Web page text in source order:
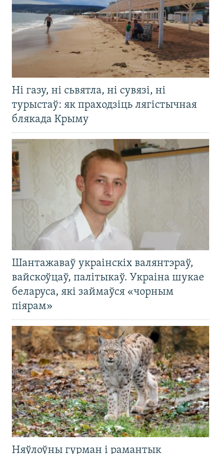
Ні газу, ні сьвятла, ні сувязі, ні
турыстаў: як праходзіць лягістычная
блякада Крыму
Шантажаваў украінскіх валянтэраў,
вайскоўцаў, палітыкаў. Украіна шукае
беларуса, які займаўся «чорным
піярам»
Няўлоўны гурман і рамантык